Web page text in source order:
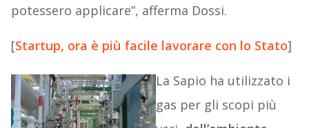
potessero applicare”, afferma Dossi.
[Startup, ora è più facile lavorare con lo Stato]
La Sapio ha utilizzato i
gas per gli scopi più